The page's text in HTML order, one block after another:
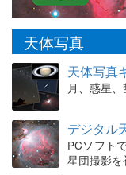
天体写真
天体写真
月、惑星
デジタル
PCソフト
星団撮影を